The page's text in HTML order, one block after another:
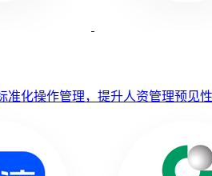
准化操作管理，提升人资管理预见性